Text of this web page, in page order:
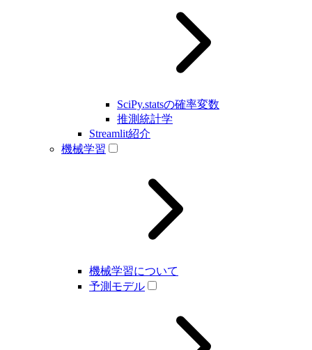
SciPy.statsの確率変数
推測統計学
Streamlit紹介
機械学習
機械学習について
予測モデル